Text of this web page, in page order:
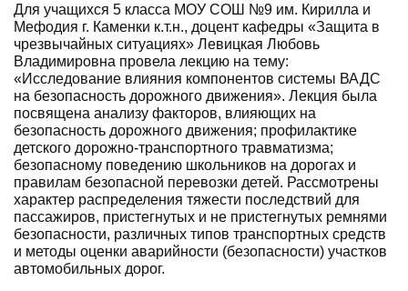
Для учащихся 5 класса МОУ СОШ №9 им. Кирилла и
Мефодия г. Каменки к.т.н., доцент кафедры «Защита в
чрезвычайных ситуациях» Левицкая Любовь
Владимировна провела лекцию на тему:
«Исследование влияния компонентов системы ВАДС
на безопасность дорожного движения». Лекция была
посвящена анализу факторов, влияющих на
безопасность дорожного движения; профилактике
детского дорожно-транспортного травматизма;
безопасному поведению школьников на дорогах и
правилам безопасной перевозки детей. Рассмотрены
характер распределения тяжести последствий для
пассажиров, пристегнутых и не пристегнутых ремнями
безопасности, различных типов транспортных средств
и методы оценки аварийности (безопасности) участков
автомобильных дорог.